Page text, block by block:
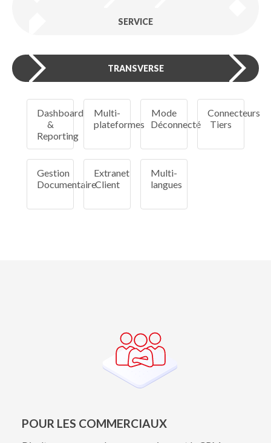
SERVICE
TRANSVERSE
Dashboard
&
Reporting
Multi-
plateformes
Mode
Déconnecté
Connecteurs
Tiers
Gestion
Documentaire
Extranet
Client
Multi-
langues
POUR LES COMMERCIAUX